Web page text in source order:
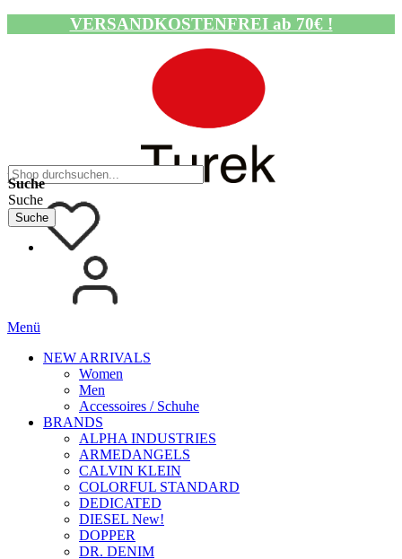
VERSANDKOSTENFREI ab 70€ !
Navigation umschalten
Suche
Suche
Suche
Menü
NEW ARRIVALS
Women
Men
Accessoires / Schuhe
BRANDS
ALPHA INDUSTRIES
ARMEDANGELS
CALVIN KLEIN
COLORFUL STANDARD
DEDICATED
DIESEL New!
DOPPER
DR. DENIM